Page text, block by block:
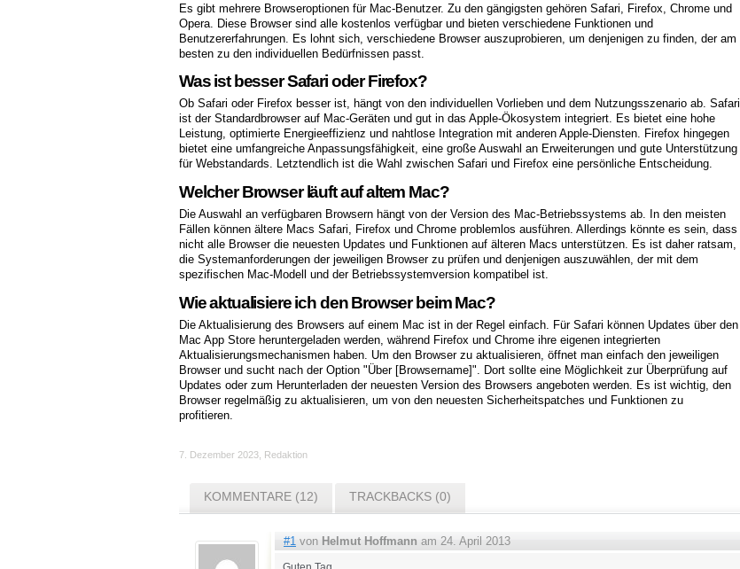
Es gibt mehrere Browseroptionen für Mac-Benutzer. Zu den gängigsten gehören Safari, Firefox, Chrome und
Opera. Diese Browser sind alle kostenlos verfügbar und bieten verschiedene Funktionen und
Benutzererfahrungen. Es lohnt sich, verschiedene Browser auszuprobieren, um denjenigen zu finden, der am
besten zu den individuellen Bedürfnissen passt.
Was ist besser Safari oder Firefox?
Ob Safari oder Firefox besser ist, hängt von den individuellen Vorlieben und dem Nutzungsszenario ab. Safari
ist der Standardbrowser auf Mac-Geräten und gut in das Apple-Ökosystem integriert. Es bietet eine hohe
Leistung, optimierte Energieeffizienz und nahtlose Integration mit anderen Apple-Diensten. Firefox hingegen
bietet eine umfangreiche Anpassungsfähigkeit, eine große Auswahl an Erweiterungen und gute Unterstützung
für Webstandards. Letztendlich ist die Wahl zwischen Safari und Firefox eine persönliche Entscheidung.
Welcher Browser läuft auf altem Mac?
Die Auswahl an verfügbaren Browsern hängt von der Version des Mac-Betriebssystems ab. In den meisten
Fällen können ältere Macs Safari, Firefox und Chrome problemlos ausführen. Allerdings könnte es sein, dass
nicht alle Browser die neuesten Updates und Funktionen auf älteren Macs unterstützen. Es ist daher ratsam,
die Systemanforderungen der jeweiligen Browser zu prüfen und denjenigen auszuwählen, der mit dem
spezifischen Mac-Modell und der Betriebssystemversion kompatibel ist.
Wie aktualisiere ich den Browser beim Mac?
Die Aktualisierung des Browsers auf einem Mac ist in der Regel einfach. Für Safari können Updates über den
Mac App Store heruntergeladen werden, während Firefox und Chrome ihre eigenen integrierten
Aktualisierungsmechanismen haben. Um den Browser zu aktualisieren, öffnet man einfach den jeweiligen
Browser und sucht nach der Option "Über [Browsername]". Dort sollte eine Möglichkeit zur Überprüfung auf
Updates oder zum Herunterladen der neuesten Version des Browsers angeboten werden. Es ist wichtig, den
Browser regelmäßig zu aktualisieren, um von den neuesten Sicherheitspatches und Funktionen zu
profitieren.
7. Dezember 2023 Redaktion
KOMMENTARE (12) TRACKBACKS (0)
#1 von Helmut Hoffmann am 24. April 2013